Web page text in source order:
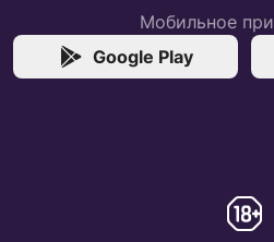
Мобильное
Google Play